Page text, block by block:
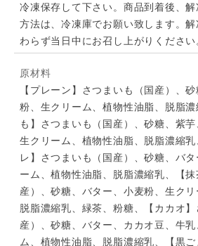
冷凍保存して下さい。商品到着後、
方法は、冷凍庫でお願い致します。
わらず当日中にお召し上がりください
原材料
【プレーン】さつまいも（国産）、
粉、生クリーム、植物性油脂、脱脂
も】さつまいも（国産）、砂糖、紫芋
生クリーム、植物性油脂、脱脂濃縮
レ】さつまいも（国産）、砂糖、バ
ーム、植物性油脂、脱脂濃縮乳、【
産）、砂糖、バター、小麦粉、生クリ
脱脂濃縮乳、緑茶、粉糖、【カカオ
産）、砂糖、バター、カカオ豆、牛
ム、植物性油脂、脱脂濃縮乳、【黒